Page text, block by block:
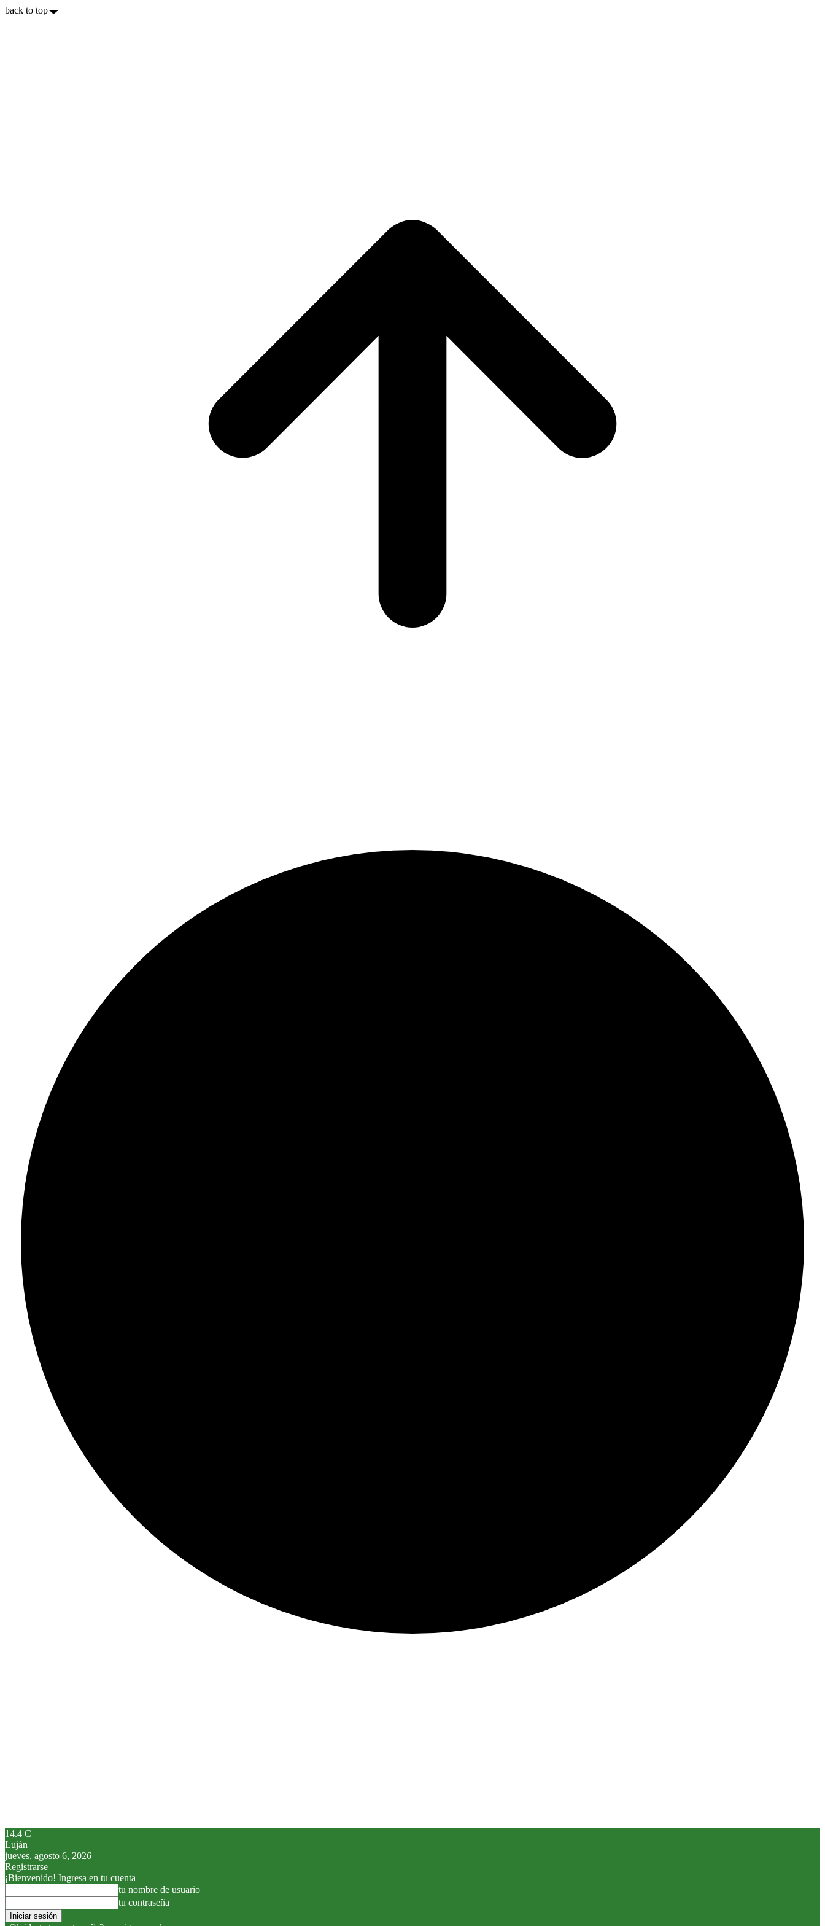
back to top
14.4 C
Luján
jueves, agosto 6, 2026
Registrarse
¡Bienvenido! Ingresa en tu cuenta
tu nombre de usuario
tu contraseña